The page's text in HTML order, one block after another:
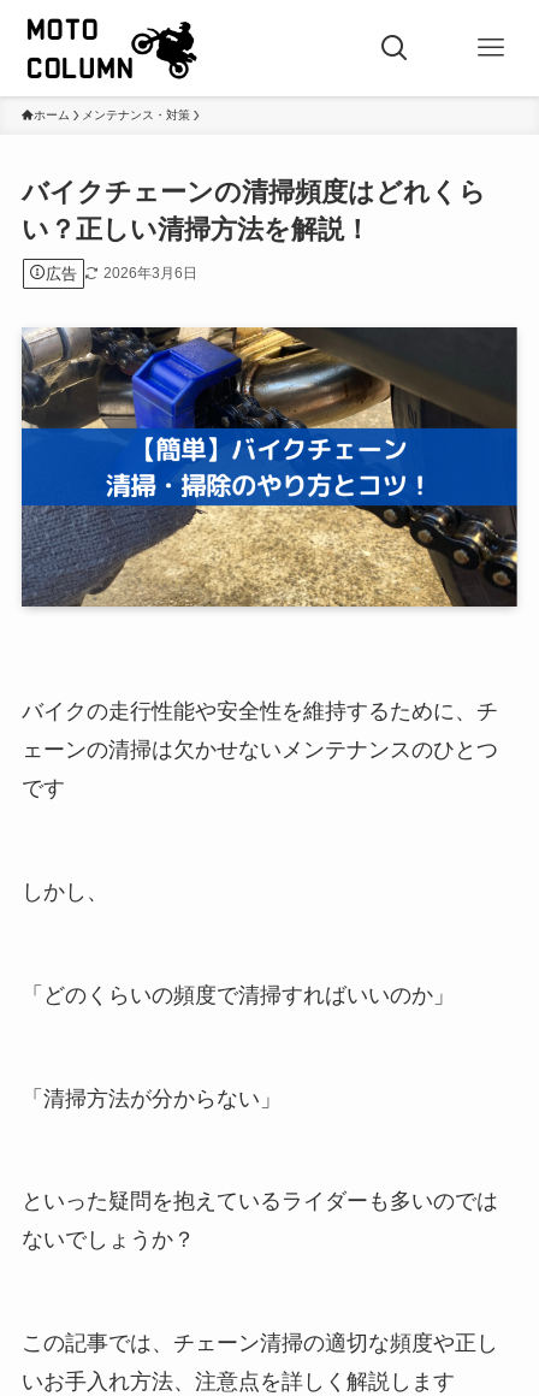
ホーム メンテナンス・対策
バイクチェーンの清掃頻度はどれくら
い？正しい清掃方法を解説！
広告 2026年3月6日
バイクの走行性能や安全性を維持するために、チ
ェーンの清掃は欠かせないメンテナンスのひとつ
です
しかし、
「どのくらいの頻度で清掃すればいいのか」
「清掃方法が分からない」
といった疑問を抱えているライダーも多いのでは
ないでしょうか？
この記事では、チェーン清掃の適切な頻度や正し
いお手入れ方法、注意点を詳しく解説します